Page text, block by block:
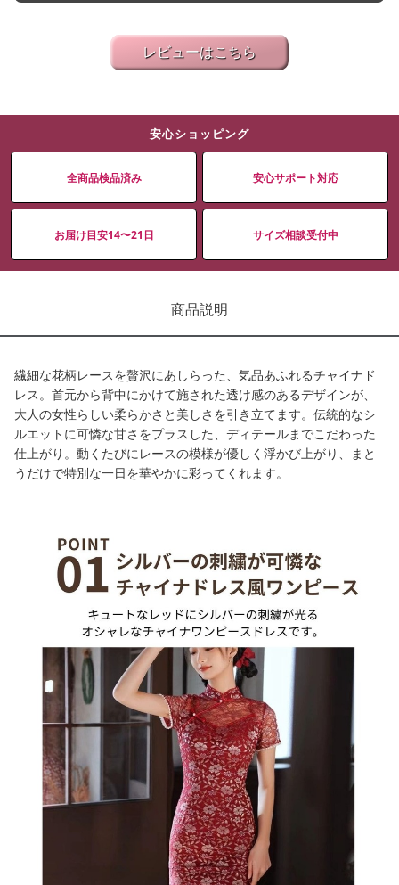
レビューはこちら
安心ショッピング
全商品検品済み 安心サポート対応
お届け目安14〜21日 サイズ相談受付中
商品説明
繊細な花柄レースを贅沢にあしらった、気品あふれるチャイナド
レス。首元から背中にかけて施された透け感のあるデザインが、
大人の女性らしい柔らかさと美しさを引き立てます。伝統的なシ
ルエットに可憐な甘さをプラスした、ディテールまでこだわった
仕上がり。動くたびにレースの模様が優しく浮かび上がり、まと
うだけで特別な一日を華やかに彩ってくれます。